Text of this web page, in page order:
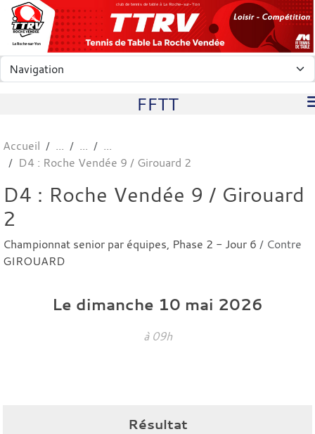
club de tennis de table à La Roche-sur-Yon
FFTT
Accueil
D4 : Roche Vendée 9 / Girouard 2
D4 : Roche Vendée 9 / Girouard
2
Championnat senior par équipes, Phase 2 - Jour 6 / Contre
GIROUARD
Le dimanche 10 mai 2026
à 09h
Résultat
Panneau de gestion des cookies